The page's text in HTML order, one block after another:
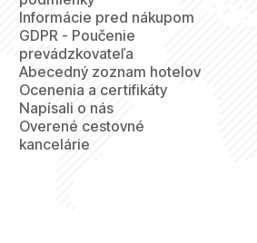
Informácie pred nákupom
GDPR - Poučenie
prevádzkovateľa
Abecedný zoznam hotelov
Ocenenia a certifikáty
Napísali o nás
Overené cestovné
kancelárie